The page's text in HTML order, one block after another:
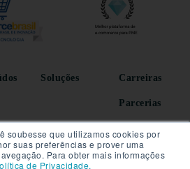
soubesse que utilizamos cookies por
suas preferências e prover uma
Para obter mais informações
de Privacidade.
Soluções Carreiras
Parcerias